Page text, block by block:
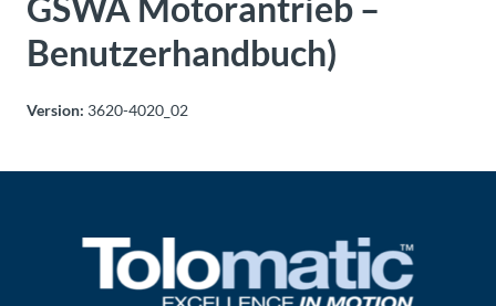
Benutzerhandbuch)
Version: 3620-4020_02
Veranstaltungen
Portal